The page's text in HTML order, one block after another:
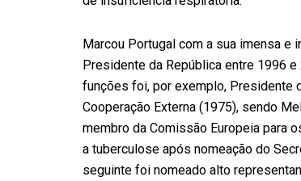
Marcou Portugal com a sua imensa
Presidente da República entre 1996
funções foi, por exemplo, Presidente
Cooperação Externa (1975), sendo
membro da Comissão Europeia para
a tuberculose após nomeação do
seguinte foi nomeado alto